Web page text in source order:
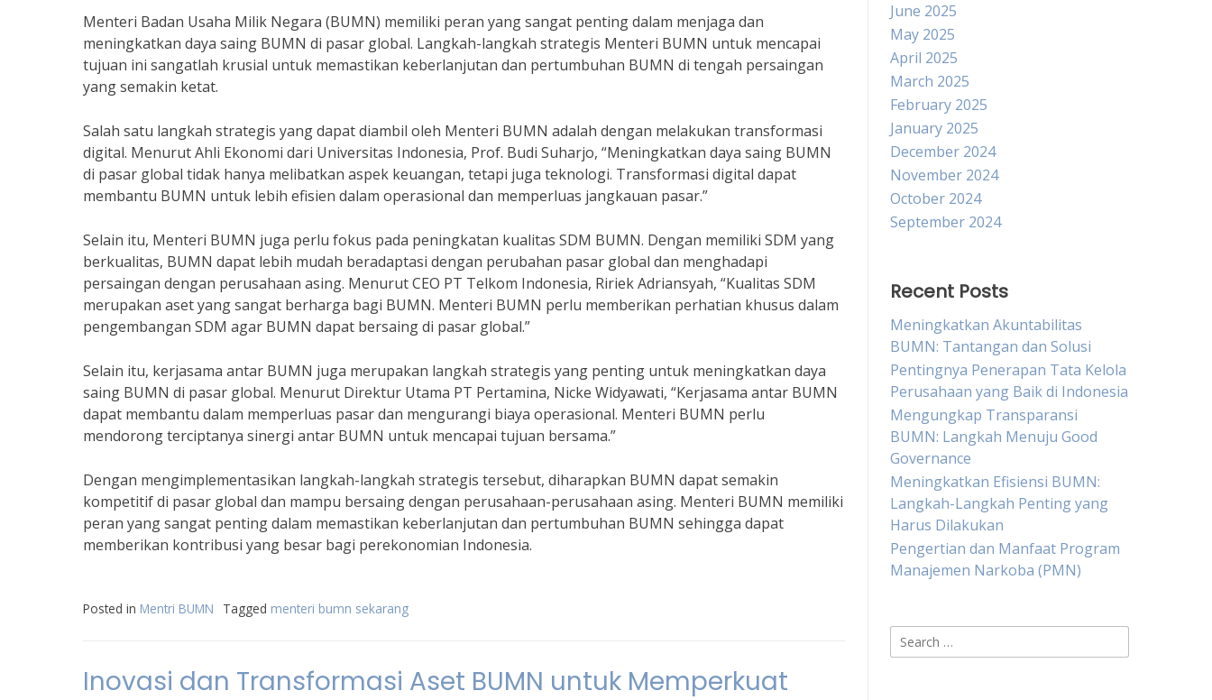
Menteri Badan Usaha Milik Negara (BUMN) memiliki peran yang sangat penting dalam menjaga dan
meningkatkan daya saing BUMN di pasar global. Langkah-langkah strategis Menteri BUMN untuk mencapai
tujuan ini sangatlah krusial untuk memastikan keberlanjutan dan pertumbuhan BUMN di tengah persaingan
yang semakin ketat.
Salah satu langkah strategis yang dapat diambil oleh Menteri BUMN adalah dengan melakukan transformasi
digital. Menurut Ahli Ekonomi dari Universitas Indonesia, Prof. Budi Suharjo, “Meningkatkan daya saing BUMN
di pasar global tidak hanya melibatkan aspek keuangan, tetapi juga teknologi. Transformasi digital dapat
membantu BUMN untuk lebih efisien dalam operasional dan memperluas jangkauan pasar.”
Selain itu, Menteri BUMN juga perlu fokus pada peningkatan kualitas SDM BUMN. Dengan memiliki SDM yang
berkualitas, BUMN dapat lebih mudah beradaptasi dengan perubahan pasar global dan menghadapi
persaingan dengan perusahaan asing. Menurut CEO PT Telkom Indonesia, Ririek Adriansyah, “Kualitas SDM
merupakan aset yang sangat berharga bagi BUMN. Menteri BUMN perlu memberikan perhatian khusus dalam
pengembangan SDM agar BUMN dapat bersaing di pasar global.”
Selain itu, kerjasama antar BUMN juga merupakan langkah strategis yang penting untuk meningkatkan daya
saing BUMN di pasar global. Menurut Direktur Utama PT Pertamina, Nicke Widyawati, “Kerjasama antar BUMN
dapat membantu dalam memperluas pasar dan mengurangi biaya operasional. Menteri BUMN perlu
mendorong terciptanya sinergi antar BUMN untuk mencapai tujuan bersama.”
Dengan mengimplementasikan langkah-langkah strategis tersebut, diharapkan BUMN dapat semakin
kompetitif di pasar global dan mampu bersaing dengan perusahaan-perusahaan asing. Menteri BUMN memiliki
peran yang sangat penting dalam memastikan keberlanjutan dan pertumbuhan BUMN sehingga dapat
memberikan kontribusi yang besar bagi perekonomian Indonesia.
Posted in Mentri BUMN Tagged menteri bumn sekarang
Inovasi dan Transformasi Aset BUMN untuk Memperkuat
June 2025
May 2025
April 2025
March 2025
February 2025
January 2025
December 2024
November 2024
October 2024
September 2024
Recent Posts
Meningkatkan Akuntabilitas
BUMN: Tantangan dan Solusi
Pentingnya Penerapan Tata Kelola
Perusahaan yang Baik di Indonesia
Mengungkap Transparansi
BUMN: Langkah Menuju Good
Governance
Meningkatkan Efisiensi BUMN:
Langkah-Langkah Penting yang
Harus Dilakukan
Pengertian dan Manfaat Program
Manajemen Narkoba (PMN)
Search
for: